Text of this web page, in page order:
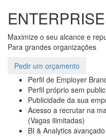
ENTERPRISE
Maximize o seu alcance e
Para grandes organizações
Pedir um orçamento
Perfil de Employer
Perfil próprio sem
Publicidade da sua
Acesso a recrutar na
(Vagas ilimitadas)
BI & Analytics avançado